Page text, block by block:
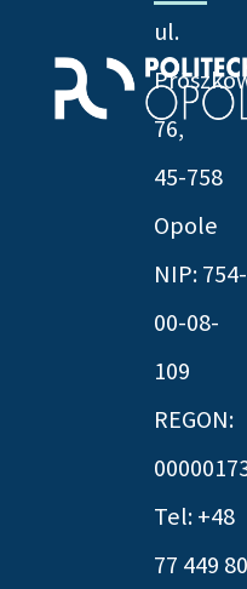
ul.
76,
45-758
Opole
NIP: 754-
00-08-
109
REGON:
Tel: +48
77 449 80